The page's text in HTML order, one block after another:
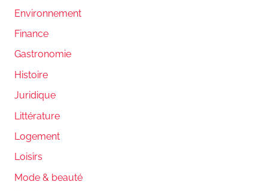
Environnement
Finance
Gastronomie
Histoire
Juridique
Littérature
Logement
Loisirs
Mode & beauté